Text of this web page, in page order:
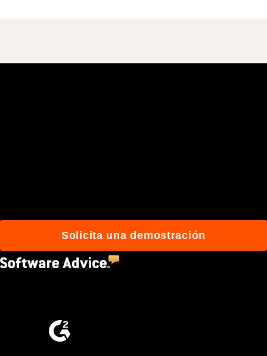
Solicita una demostración